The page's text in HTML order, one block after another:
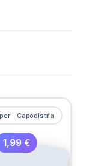
- Capodistria
1,99 €